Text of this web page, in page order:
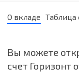
О вкладе Таблица
Вы можете
счет Горизонт